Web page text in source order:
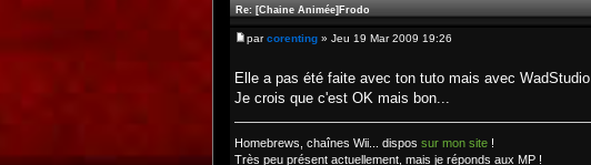
Re: [Chaine Animée]Frodo
parcorenting » Jeu 19 Mar 2009 19:26
Elle a pas été faite avec ton tuto mais avec WadStudio
Je crois que c'est OK mais bon...
Homebrews, chaînes Wii... dispos sur mon site !
Très peu présent actuellement, mais je réponds aux MP !